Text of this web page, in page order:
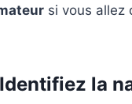
si vous allez
la